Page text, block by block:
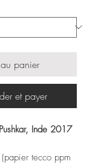
panier
et payer
Inde 2017
tecco ppm